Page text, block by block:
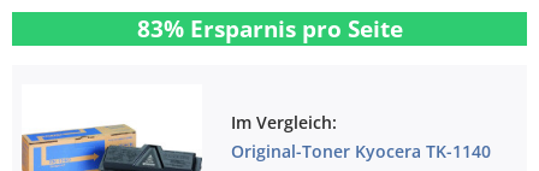
83% Ersparnis pro Seite
Im Vergleich:
Original-Toner Kyocera TK-1140